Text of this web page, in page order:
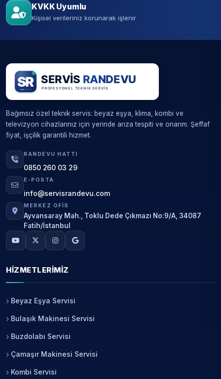
KVKK Uyumlu
Kişisel verileriniz korunarak işlenir
Bağımsız özel teknik servis: beyaz eşya, klima, kombi ve
televizyon cihazlarınız için yerinde arıza tespiti ve onarım. Şeffaf
fiyat, işçilik garantili hizmet.
RANDEVU HATTI
0850 260 03 29
E-POSTA
info@servisrandevu.com
MERKEZ OFIS
Ayvansaray Mah., Toklu Dede Çıkmazı No:9/A, 34087
Fatih/İstanbul
HIZMETLERIMIZ
Beyaz Eşya Servisi
Bulaşık Makinesi Servisi
Buzdolabı Servisi
Çamaşır Makinesi Servisi
Kombi Servisi